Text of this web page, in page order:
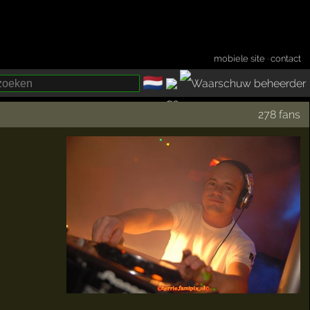
mobiele site ·contact
🇳🇱
278 fans